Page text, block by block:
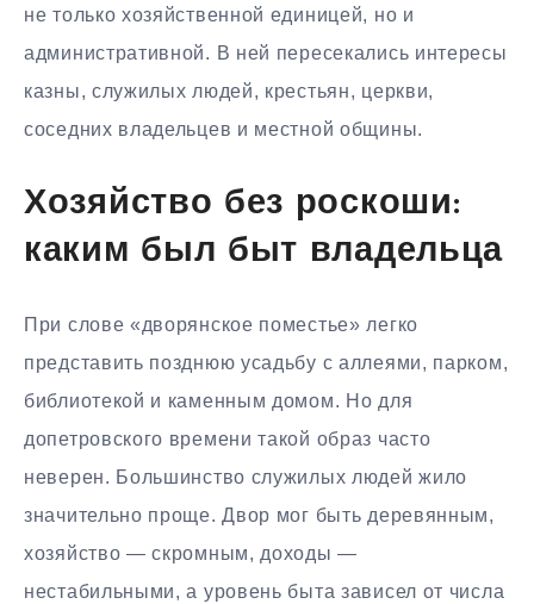
не только хозяйственной единицей, но и
административной. В ней пересекались интересы
казны, служилых людей, крестьян, церкви,
соседних владельцев и местной общины.
Хозяйство без роскоши:
каким был быт владельца
При слове «дворянское поместье» легко
представить позднюю усадьбу с аллеями, парком,
библиотекой и каменным домом. Но для
допетровского времени такой образ часто
неверен. Большинство служилых людей жило
значительно проще. Двор мог быть деревянным,
хозяйство — скромным, доходы —
нестабильными, а уровень быта зависел от числа